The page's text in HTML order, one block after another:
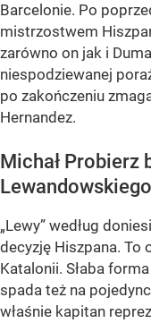
Barcelonie. Po
mistrzostwem
zarówno on jak i
niespodziewanej
po zakończeniu
Hernandez.
Michał Probierz
Lewandowskiego
„Lewy” według
decyzję Hiszpana. To
Katalonii. Słaba
spada też na
właśnie kapitan